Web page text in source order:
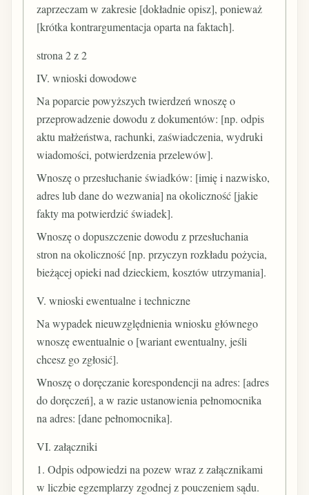
zaprzeczam w zakresie [dokładnie opisz], ponieważ
[krótka kontrargumentacja oparta na faktach].
strona 2 z 2
IV. wnioski dowodowe
Na poparcie powyższych twierdzeń wnoszę o
przeprowadzenie dowodu z dokumentów: [np. odpis
aktu małżeństwa, rachunki, zaświadczenia, wydruki
wiadomości, potwierdzenia przelewów].
Wnoszę o przesłuchanie świadków: [imię i nazwisko,
adres lub dane do wezwania] na okoliczność [jakie
fakty ma potwierdzić świadek].
Wnoszę o dopuszczenie dowodu z przesłuchania
stron na okoliczność [np. przyczyn rozkładu pożycia,
bieżącej opieki nad dzieckiem, kosztów utrzymania].
V. wnioski ewentualne i techniczne
Na wypadek nieuwzględnienia wniosku głównego
wnoszę ewentualnie o [wariant ewentualny, jeśli
chcesz go zgłosić].
Wnoszę o doręczanie korespondencji na adres: [adres
do doręczeń], a w razie ustanowienia pełnomocnika
na adres: [dane pełnomocnika].
VI. załączniki
1. Odpis odpowiedzi na pozew wraz z załącznikami
w liczbie egzemplarzy zgodnej z pouczeniem sądu.